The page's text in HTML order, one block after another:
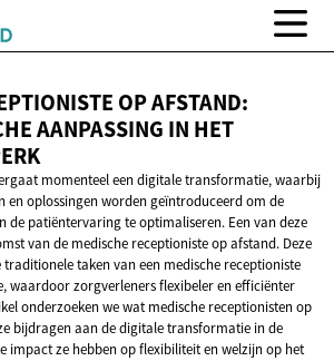
OP AFSTAND:
AANPASSING IN HET
momenteel een digitale transformatie, waarbij
en oplossingen worden geïntroduceerd om de
de patiëntervaring te optimaliseren. Een van deze
van de medische receptioniste op afstand. Deze
taken van een medische receptioniste
waardoor zorgverleners flexibeler en efficiënter
onderzoeken we wat medische receptionisten op
bijdragen aan de digitale transformatie in de
impact ze hebben op flexibiliteit en welzijn op het